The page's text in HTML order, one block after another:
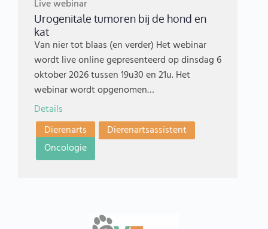
Live webinar
Urogenitale tumoren bij de hond en
kat
Van nier tot blaas (en verder) Het webinar
wordt live online gepresenteerd op dinsdag 6
oktober 2026 tussen 19u30 en 21u. Het
webinar wordt opgenomen…
Details
Dierenarts
Dierenartsassistent
Oncologie